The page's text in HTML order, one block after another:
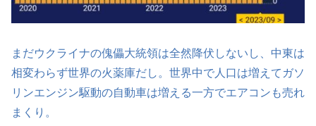
まだウクライナの傀儡大統領は全然降伏しないし、中東は
相変わらず世界の火薬庫だし。世界中で人口は増えてガソ
リンエンジン駆動の自動車は増える一方でエアコンも売れ
まくり。